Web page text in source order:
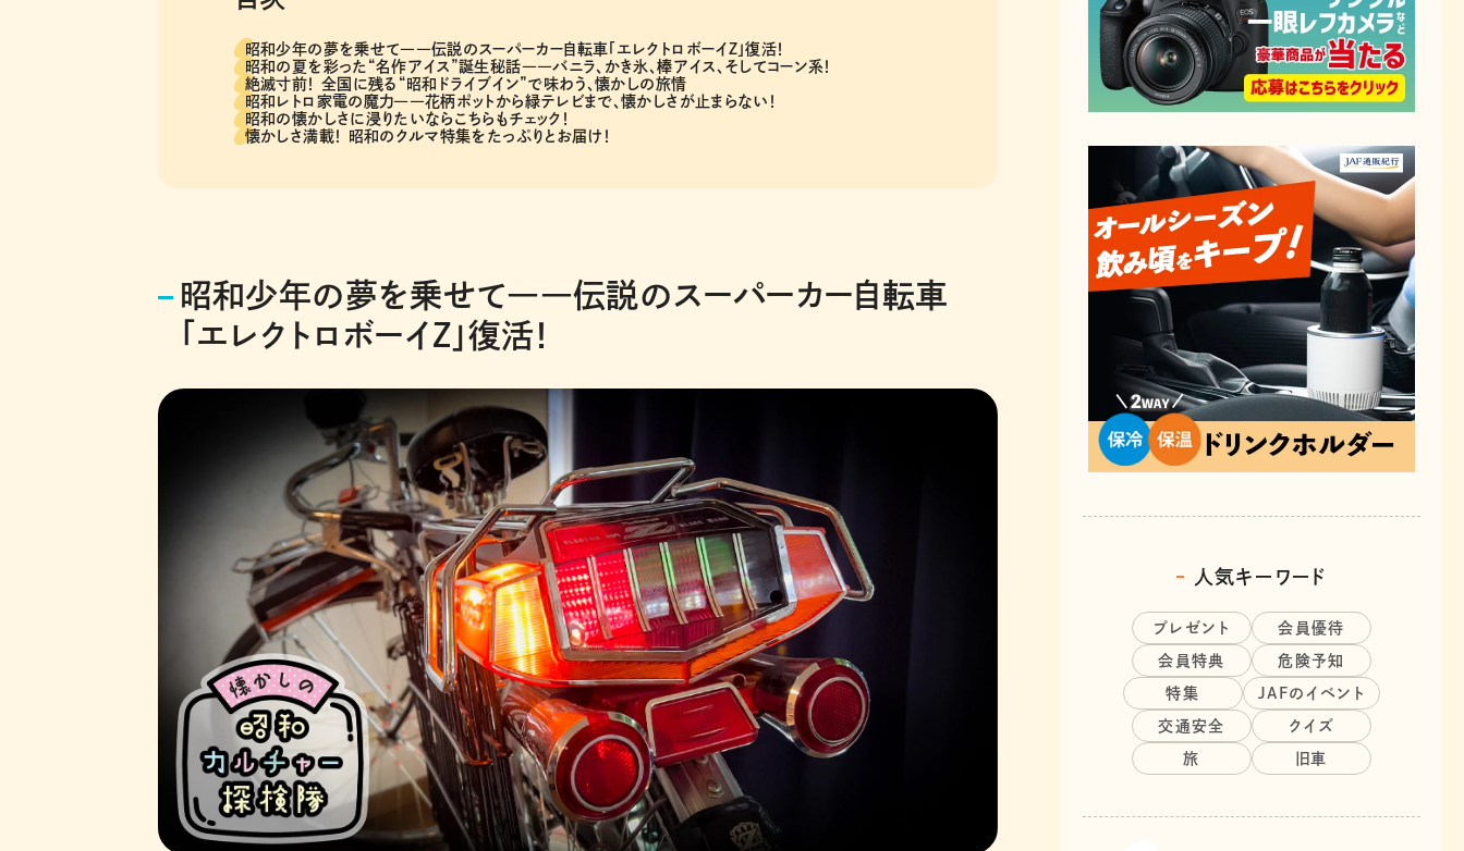
昭和少年の夢を乗せて――伝説のスーパーカー自転車「エレクトロボーイZ」復活！
昭和の夏を彩った“名作アイス”誕生秘話――バニラ、かき氷、棒アイス、そしてコーン系！
絶滅寸前！ 全国に残る“昭和ドライブイン”で味わう、懐かしの旅情
昭和レトロ家電の魔力――花柄ポットから緑テレビまで、懐かしさが止まらない！
昭和の懐かしさに浸りたいならこちらもチェック！
懐かしさ満載！ 昭和のクルマ特集をたっぷりとお届け！
昭和少年の夢を乗せて――伝説のスーパーカー自転車
「エレクトロボーイZ」復活！
人気キーワード
プレゼント 会員優待
会員特典 危険予知
特集 JAFのイベント
交通安全 クイズ
旅 旧車